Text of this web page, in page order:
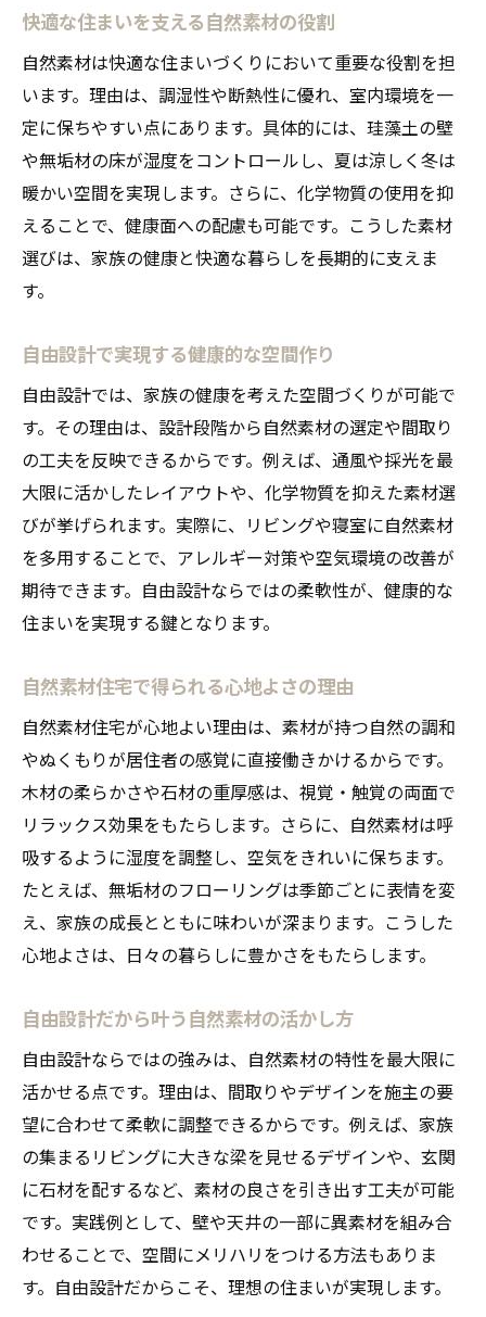
快適な住まいを支える自然素材の役割
自然素材は快適な住まいづくりにおいて重要な役割を担
います。理由は、調湿性や断熱性に優れ、室内環境を一
定に保ちやすい点にあります。具体的には、珪藻土の壁
や無垢材の床が湿度をコントロールし、夏は涼しく冬は
暖かい空間を実現します。さらに、化学物質の使用を抑
えることで、健康面への配慮も可能です。こうした素材
選びは、家族の健康と快適な暮らしを長期的に支えま
す。
自由設計で実現する健康的な空間作り
自由設計では、家族の健康を考えた空間づくりが可能で
す。その理由は、設計段階から自然素材の選定や間取り
の工夫を反映できるからです。例えば、通風や採光を最
大限に活かしたレイアウトや、化学物質を抑えた素材選
びが挙げられます。実際に、リビングや寝室に自然素材
を多用することで、アレルギー対策や空気環境の改善が
期待できます。自由設計ならではの柔軟性が、健康的な
住まいを実現する鍵となります。
自然素材住宅で得られる心地よさの理由
自然素材住宅が心地よい理由は、素材が持つ自然の調和
やぬくもりが居住者の感覚に直接働きかけるからです。
木材の柔らかさや石材の重厚感は、視覚・触覚の両面で
リラックス効果をもたらします。さらに、自然素材は呼
吸するように湿度を調整し、空気をきれいに保ちます。
たとえば、無垢材のフローリングは季節ごとに表情を変
え、家族の成長とともに味わいが深まります。こうした
心地よさは、日々の暮らしに豊かさをもたらします。
自由設計だから叶う自然素材の活かし方
自由設計ならではの強みは、自然素材の特性を最大限に
活かせる点です。理由は、間取りやデザインを施主の要
望に合わせて柔軟に調整できるからです。例えば、家族
の集まるリビングに大きな梁を見せるデザインや、玄関
に石材を配するなど、素材の良さを引き出す工夫が可能
です。実践例として、壁や天井の一部に異素材を組み合
わせることで、空間にメリハリをつける方法もありま
す。自由設計だからこそ、理想の住まいが実現します。